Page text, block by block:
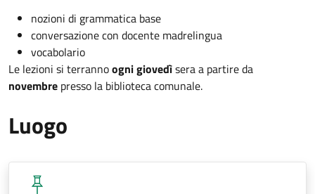
nozioni di grammatica base
conversazione con docente madrelingua
vocabolario
Le lezioni si terrannoogni giovedìsera a partire da
novembre presso la biblioteca comunale.
Luogo